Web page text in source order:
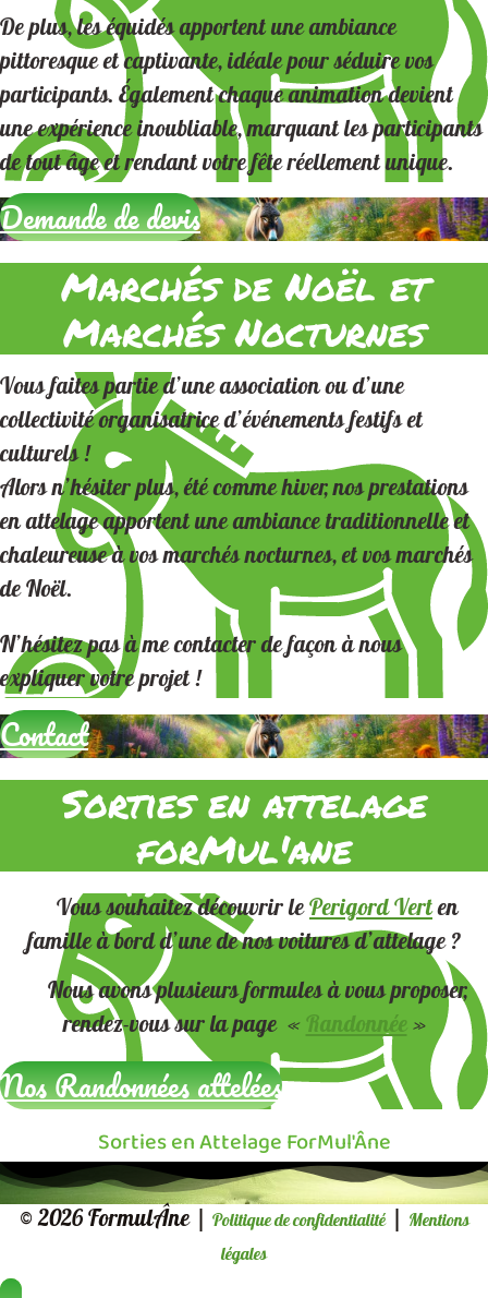
De plus, les équidés apportent une ambiance
pittoresque et captivante, idéale pour séduire vos
participants. Également chaque animation devient
une expérience inoubliable, marquant les participants
de tout âge et rendant votre fête réellement unique.
Demande de devis
Marchés de Noël et
Marchés Nocturnes
Vous faites partie d’une association ou d’une
collectivité organisatrice d’événements festifs et
culturels !
Alors n’hésiter plus, été comme hiver, nos prestations
en attelage apportent une ambiance traditionnelle et
chaleureuse à vos marchés nocturnes, et vos marchés
de Noël.
N’hésitez pas à me contacter de façon à nous
expliquer votre projet !
Contact
Sorties en attelage
forMul'ane
Vous souhaitez découvrir lePerigord Verten
famille à bord d’une de nos voitures d’attelage ?
Nous avons plusieurs formules à vous proposer,
rendez-vous sur la page «Randonnée»
Nos Randonnées attelées
Sorties en Attelage ForMul'Âne
© 2026 FormulÂne | Politique de confidentialité| Mentions
légales